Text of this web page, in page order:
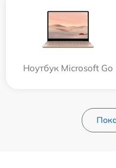
Ноутбук Microsoft Go